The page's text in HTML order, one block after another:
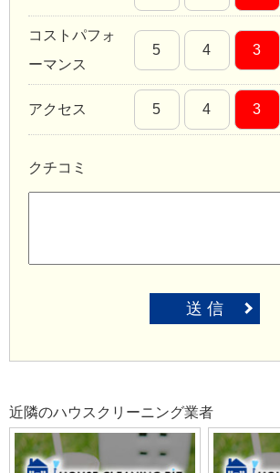
コストパフォ
ーマンス
5 4 3
アクセス 5 4 3
クチコミ
送 信
近隣のハウスクリーニング業者